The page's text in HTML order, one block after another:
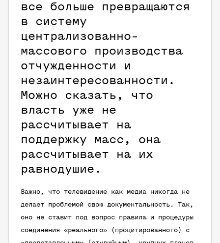
все больше превращаются
в систему
централизованно-
массового производства
отчужденности и
незаинтересованности.
Можно сказать, что
власть уже не
рассчитывает на
поддержку масс, она
рассчитывает на их
равнодушие.
Важно, что телевидение как медиа никогда не
делает проблемой свою документальность. Так,
оно не ставит под вопрос правила и процедуры
соединения «реального» (процитированного) с